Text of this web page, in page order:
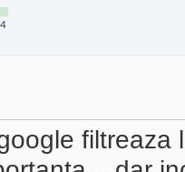
filtreaza